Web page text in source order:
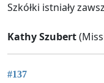
Szkółki istniały
Kathy Szubert
#137